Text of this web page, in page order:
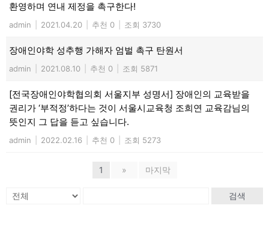
환영하며 연내 제정을 촉구한다!
admin 2021.04.20 추천 0 조회 3730
장애인야학 성추행 가해자 엄벌 촉구 탄원서
admin 2021.08.10 추천 0 조회 5871
[전국장애인야학협의회 서울지부 성명서] 장애인의 교육받을
권리가 ‘부적정’하다는 것이 서울시교육청 조희연 교육감님의
뜻인지 그 답을 듣고 싶습니다.
admin 2022.02.16 추천 0 조회 5273
1 » 마지막
검색